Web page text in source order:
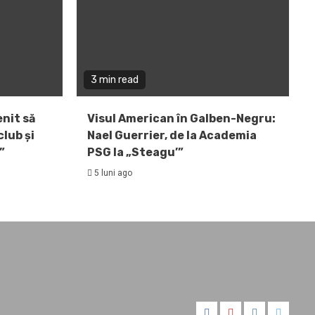
să
și
3 min read
Visul American în Galben-Negru:
Nael Guerrier, de la Academia
PSG la „Steagu’”
5 luni ago
FB YT IT TW